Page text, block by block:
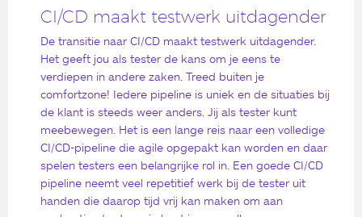
CI/CD maakt testwerk uitdagender
De transitie naar CI/CD maakt testwerk uitdagender.
Het geeft jou als tester de kans om je eens te
verdiepen in andere zaken. Treed buiten je
comfortzone! Iedere pipeline is uniek en de situaties bij
de klant is steeds weer anders. Jij als tester kunt
meebewegen. Het is een lange reis naar een volledige
CI/CD-pipeline die agile opgepakt kan worden en daar
spelen testers een belangrijke rol in. Een goede CI/CD
pipeline neemt veel repetitief werk bij de tester uit
handen die daarop tijd vrij kan maken om aan